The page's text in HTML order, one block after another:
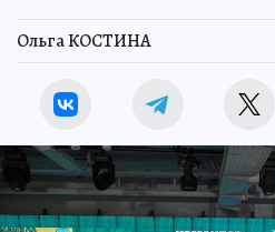
Ольга КОСТИНА